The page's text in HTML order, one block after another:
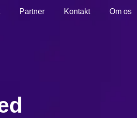
Partner Kontakt Om os